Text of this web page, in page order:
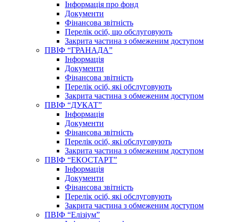
Інформація про фонд
Документи
Фінансова звітність
Перелік осіб, що обслуговують
Закрита частина з обмеженим доступом
ПВІФ “ГРАНАДА”
Інформація
Документи
Фінансова звітність
Перелік осіб, які обслуговують
Закрита частина з обмеженим доступом
ПВІФ “ДУКАТ”
Інформація
Документи
Фінансова звітність
Перелік осіб, які обслуговують
Закрита частина з обмеженим доступом
ПВІФ “ЕКОСТАРТ”
Інформація
Документи
Фінансова звітність
Перелік осіб, які обслуговують
Закрита частина з обмеженим доступом
ПВІФ “Елізіум”